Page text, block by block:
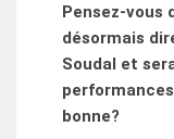
Pensez-vous
désormais
Soudal et
bonne?